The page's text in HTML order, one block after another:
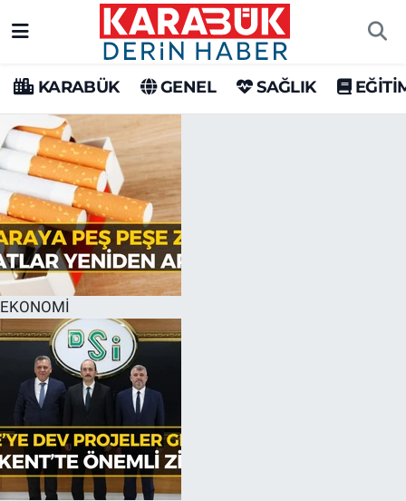
KARABÜK GENEL SAĞLIK
EKONOMİ
Karabük Hava Durumu
Karabük Trafik Yoğunluk Haritası
Süper Lig Puan Durumu ve Fikstür
Tüm Manşetler
Son Dakika Haberleri
Haber Arşivi